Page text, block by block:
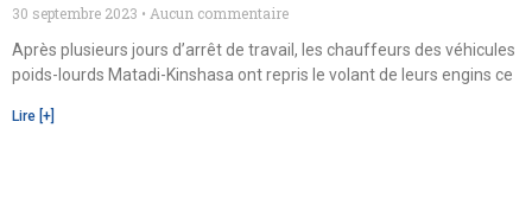
30 septembre 2023
Aucun commentaire
Après plusieurs jours d’arrêt de travail, les chauffeurs des véhicules
poids-lourds Matadi-Kinshasa ont repris le volant de leurs engins ce
Lire [+]